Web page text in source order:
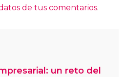
de tus comentarios.
un reto del